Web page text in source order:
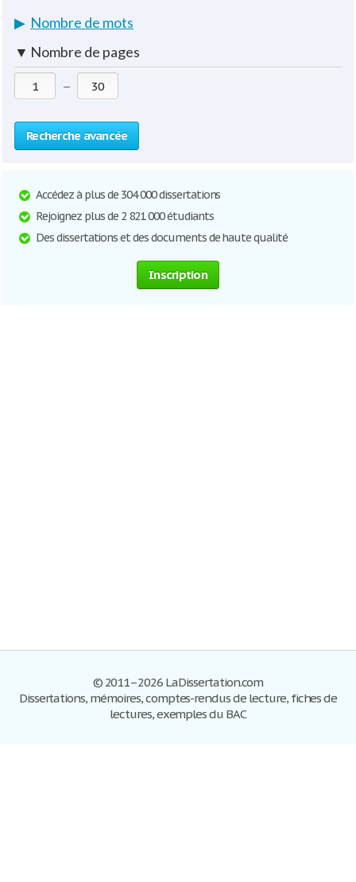
▶ Nombre de mots
▼ Nombre de pages
—
Recherche avancée
Accédez à plus de 304 000 dissertations
Rejoignez plus de 2 821 000 étudiants
Des dissertations et des documents de haute qualité
Inscription
© 2011–2026 LaDissertation.com
Dissertations, mémoires, comptes-rendus de lecture, fiches de
lectures, exemples du BAC